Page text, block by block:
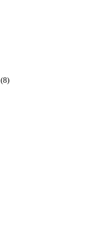
(8)